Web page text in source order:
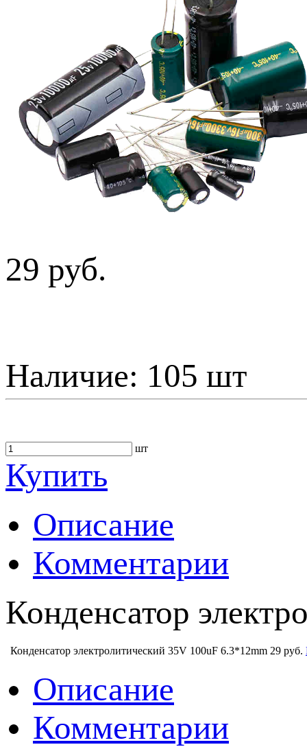
29 руб.
Наличие: 105 шт
шт
Купить
Описание
Комментарии
Конденсатор
Конденсатор электролитический 35V 100uF 6.3*12mm 29 руб.
Описание
Комментарии